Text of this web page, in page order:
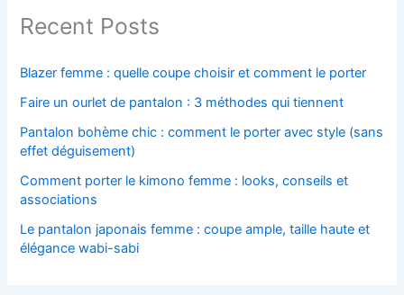
Recent Posts
Blazer femme : quelle coupe choisir et comment le porter
Faire un ourlet de pantalon : 3 méthodes qui tiennent
Pantalon bohème chic : comment le porter avec style (sans
effet déguisement)
Comment porter le kimono femme : looks, conseils et
associations
Le pantalon japonais femme : coupe ample, taille haute et
élégance wabi-sabi